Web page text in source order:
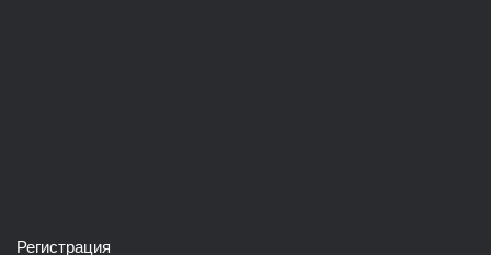
Регистрация